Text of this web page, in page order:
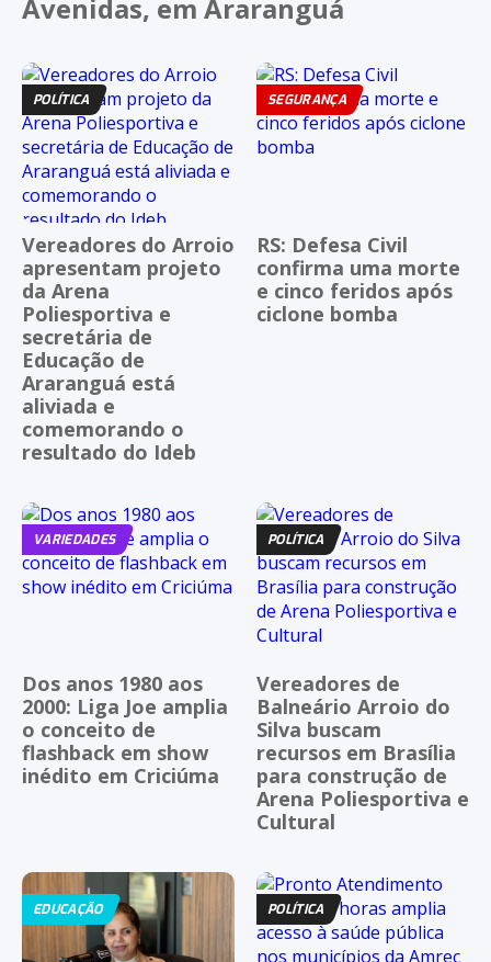
Avenidas, em Araranguá
POLÍTICA
Vereadores do Arroio
apresentam projeto
da Arena
Poliesportiva e
secretária de
Educação de
Araranguá está
aliviada e
comemorando o
resultado do Ideb
SEGURANÇA
RS: Defesa Civil
confirma uma morte
e cinco feridos após
ciclone bomba
VARIEDADES
Dos anos 1980 aos
2000: Liga Joe amplia
o conceito de
flashback em show
inédito em Criciúma
POLÍTICA
Vereadores de
Balneário Arroio do
Silva buscam
recursos em Brasília
para construção de
Arena Poliesportiva e
Cultural
EDUCAÇÃO POLÍTICA